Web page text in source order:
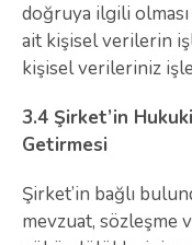
doğruya ilgili
ait kişisel verilerin
kişisel verileriniz
3.4 Şirket’in
Getirmesi
Şirket’in bağlı
mevzuat, sözleşme